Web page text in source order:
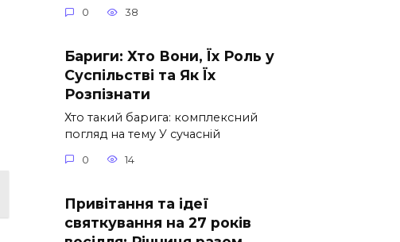
0 38
Бариги: Хто Вони, Їх Роль у
Суспільстві та Як Їх
Розпізнати
Хто такий барига: комплексний
погляд на тему У сучасній
0 14
Привітання та ідеї
святкування на 27 років